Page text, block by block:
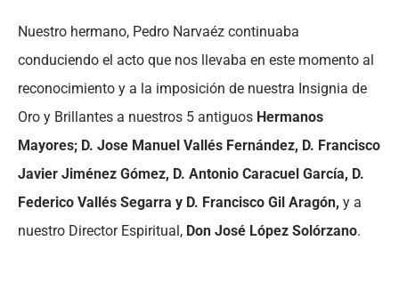
Nuestro hermano, Pedro Narvaéz continuaba
conduciendo el acto que nos llevaba en este momento al
reconocimiento y a la imposición de nuestra Insignia de
Oro y Brillantes a nuestros 5 antiguos Hermanos
Mayores; D. Jose Manuel Vallés Fernández, D. Francisco
Javier Jiménez Gómez, D. Antonio Caracuel García, D.
Federico Vallés Segarra y D. Francisco Gil Aragón, y a
nuestro Director Espiritual, Don José López Solórzano.